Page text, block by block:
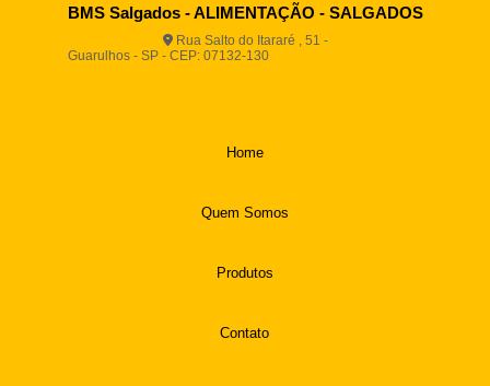
BMS Salgados - ALIMENTAÇÃO - SALGADOS
Rua Salto do Itararé , 51 -
Guarulhos - SP - CEP: 07132-130
Home
Quem Somos
Produtos
Contato